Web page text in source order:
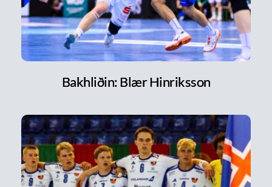
Bakhliðin: Blær Hinriksson